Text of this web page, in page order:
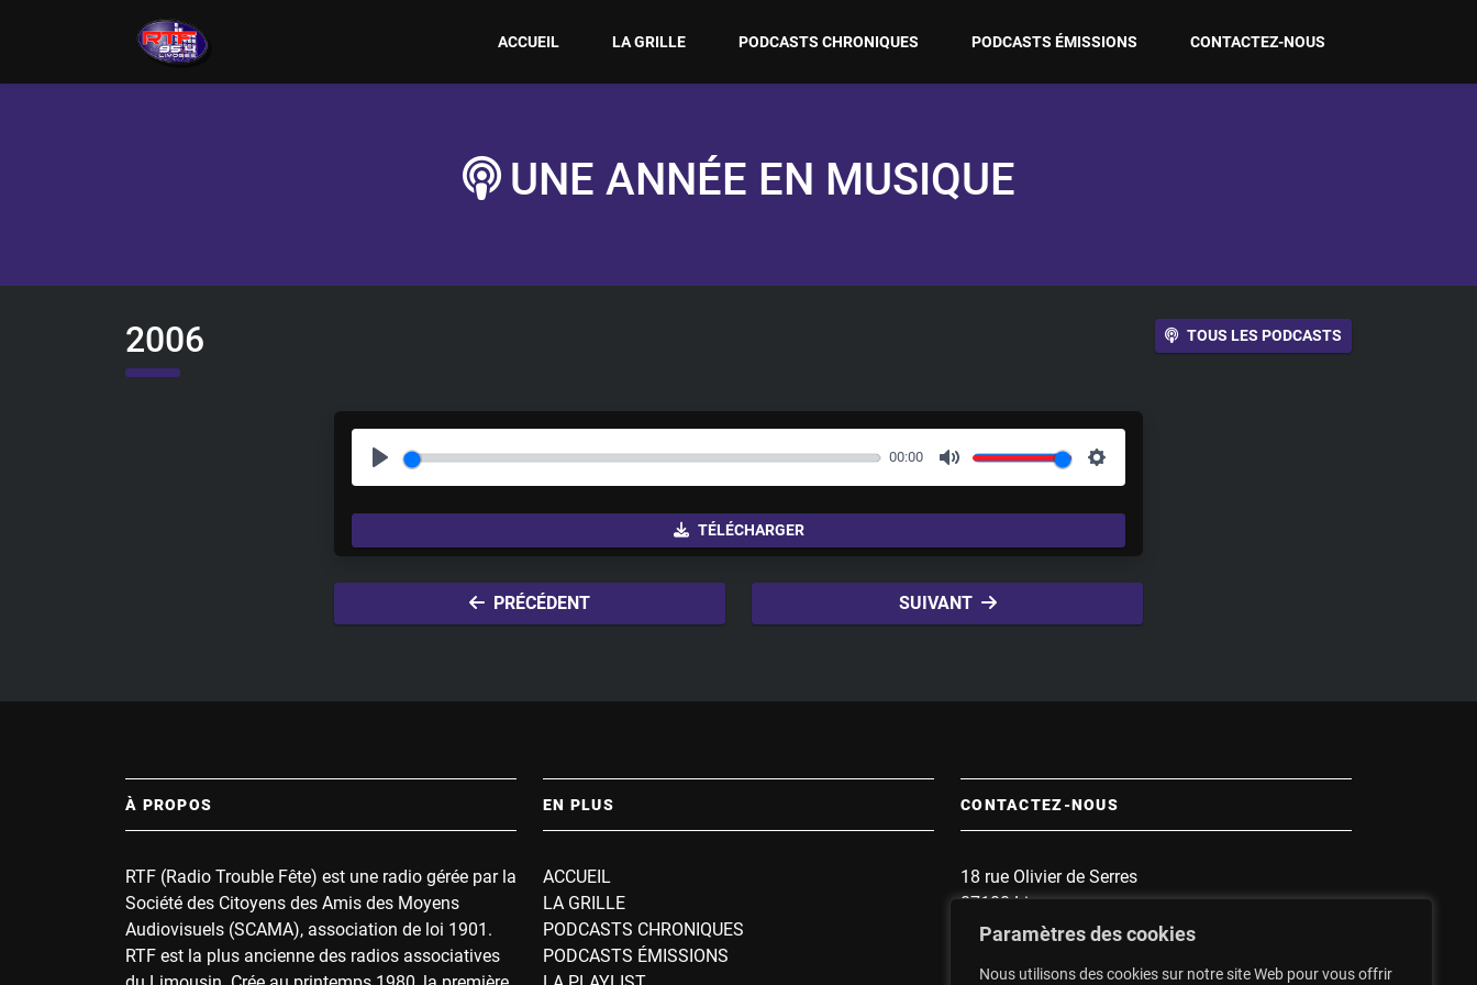
Paramètres des cookies
Nous utilisons des cookies sur notre site Web pour vous offrir
ACCUEIL LA GRILLE PODCASTS CHRONIQUES PODCASTS ÉMISSIONS CONTACTEZ-NOUS
UNE ANNÉE EN MUSIQUE
2006 TOUS LES PODCASTS
P
l
00:00
M
u
S
e
n
TÉLÉCHARGER
PRÉCÉDENT SUIVANT
À PROPOS
RTF (Radio Trouble Fête) est une radio gérée par la
Société des Citoyens des Amis des Moyens
Audiovisuels (SCAMA), association de loi 1901.
RTF est la plus ancienne des radios associatives
EN PLUS
ACCUEIL
LA GRILLE
PODCASTS CHRONIQUES
PODCASTS ÉMISSIONS
CONTACTEZ-NOUS
18 rue Olivier de Serres
87100 Limoges
BP :1135